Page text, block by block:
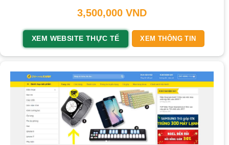
3,500,000 VND
XEM WEBSITE THỰC TẾ XEM THÔNG TIN